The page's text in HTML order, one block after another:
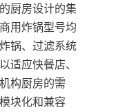
厨房设计的集
用炸锅型号均
锅、过滤系统
适应快餐店、
构厨房的需
块化和兼容